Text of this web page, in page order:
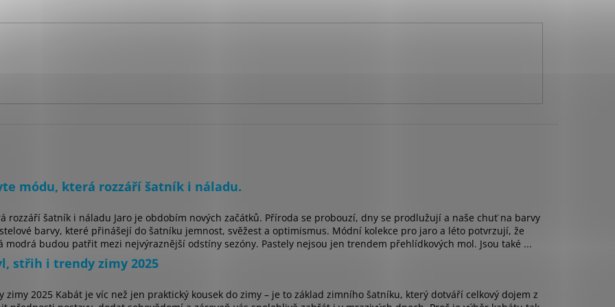
módu, která rozzáří šatník i náladu.
rozzáří šatník i náladu Jaro je obdobím nových začátků. Příroda se probouzí, dny se prodlužují a naše chuť na barvy
barvy, které přinášejí do šatníku jemnost, svěžest a optimismus. Módní kolekce pro jaro a léto potvrzují, že
budou patřit mezi nejvýraznější odstíny sezóny. Pastely nejsou jen trendem přehlídkových mol. Jsou také ...
střih i trendy zimy 2025
2025 Kabát je víc než jen praktický kousek do zimy – je to základ zimního šatníku, který dotváří celkový dojem z